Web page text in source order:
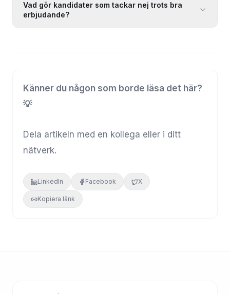
Vad gör kandidater som tackar nej trots bra
erbjudande?
Känner du någon som borde läsa det här?
💡
Dela artikeln med en kollega eller i ditt
nätverk.
LinkedIn Facebook X
Kopiera länk